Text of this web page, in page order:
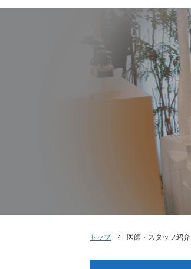
トップ 医師・スタッフ紹介